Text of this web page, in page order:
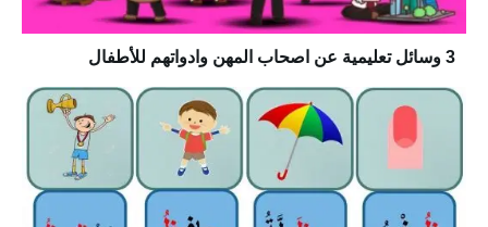
3 وسائل تعليمية عن اصحاب المهن وادواتهم للأطفال